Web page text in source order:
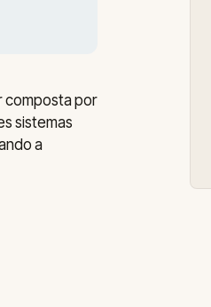
composta por
sistemas
a